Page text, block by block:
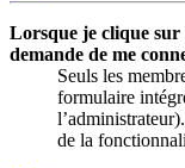
Lorsque je clique sur
demande de me
Seuls les
formulaire
de la